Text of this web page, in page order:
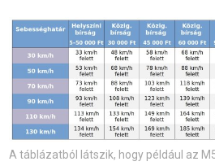
A táblázatból látszik, hogy például az